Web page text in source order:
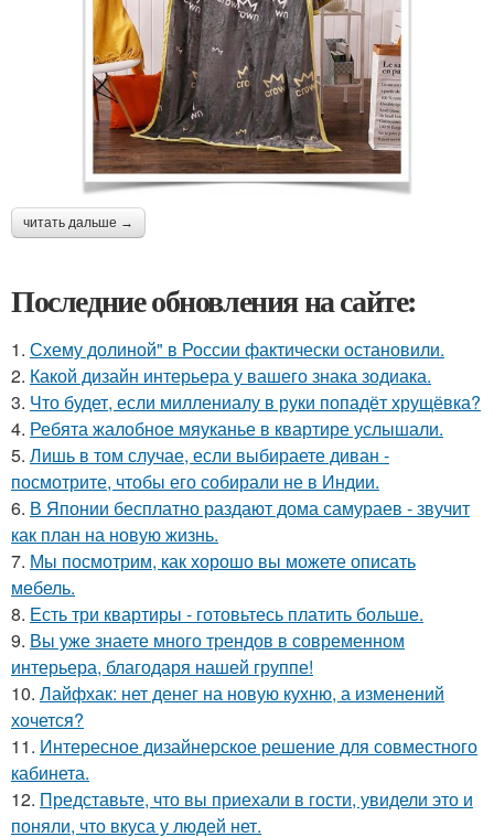
читать дальше →
Последние обновления на сайте:
1. Схему долиной" в России фактически остановили.
2. Какой дизайн интерьера у вашего знака зодиака.
3. Что будет, если миллениалу в руки попадёт хрущёвка?
4. Ребята жалобное мяуканье в квартире услышали.
5. Лишь в том случае, если выбираете диван -
посмотрите, чтобы его собирали не в Индии.
6. В Японии бесплатно раздают дома самураев - звучит
как план на новую жизнь.
7. Мы посмотрим, как хорошо вы можете описать
мебель.
8. Есть три квартиры - готовьтесь платить больше.
9. Вы уже знаете много трендов в современном
интерьера, благодаря нашей группе!
10. Лайфхак: нет денег на новую кухню, а изменений
хочется?
11. Интересное дизайнерское решение для совместного
кабинета.
12. Представьте, что вы приехали в гости, увидели это и
поняли, что вкуса у людей нет.